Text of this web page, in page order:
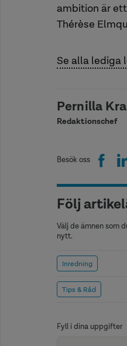
ambition är
Thérèse
Se alla lediga
Pernilla
Redaktionschef
Besök oss
Följ
Välj de ämnen som
nytt.
Inredning
Tips & Råd
Fyll i dina uppgifter